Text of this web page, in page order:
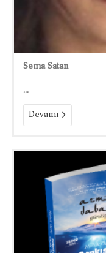
Sema Satan
...
Devamı